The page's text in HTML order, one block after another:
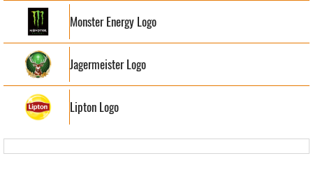
Monster Energy Logo
Jagermeister Logo
Lipton Logo